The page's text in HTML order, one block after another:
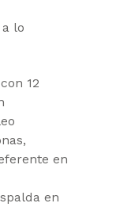
lo
12
en
en